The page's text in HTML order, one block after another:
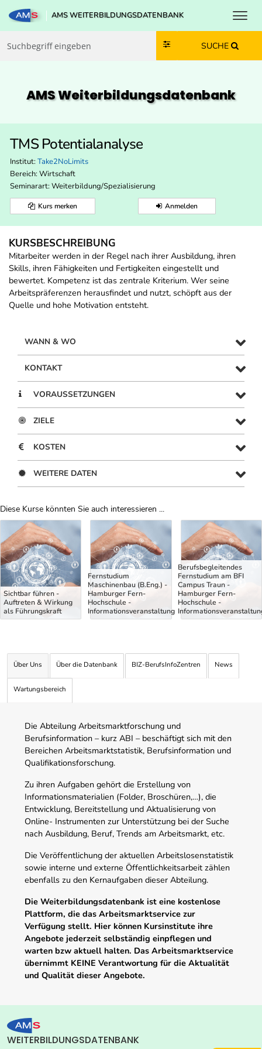
Zum Inhalt springen
Zum Navmenü springen
Zur Suche springen
Zur Footer springen
AMS WEITERBILDUNGSDATENBANK
SUCHE
AMS Weiterbildungs­datenbank
TMS Potentialanalyse
Institut: Take2NoLimits
Bereich: Wirtschaft
Seminarart: Weiterbildung/Spezialisierung
Kurs merken Anmelden
KURSBESCHREIBUNG
Mitarbeiter werden in der Regel nach ihrer Ausbildung, ihren
Skills, ihren Fähigkeiten und Fertigkeiten eingestellt und
bewertet. Kompetenz ist das zentrale Kriterium. Wer seine
Arbeitspräferenzen herausfindet und nutzt, schöpft aus der
Quelle und hohe Motivation entsteht.
WANN & WO
KONTAKT
VORAUSSETZUNGEN
ZIELE
KOSTEN
WEITERE DATEN
Diese Kurse könnten Sie auch interessieren ...
Uber Weiterbildungsvorschläge
Sichtbar führen -
Auftreten & Wirkung
als Führungskraft
Fernstudium
Maschinenbau (B.Eng.) -
Hamburger Fern-
Hochschule -
Informationsveranstaltung
Berufsbegleitendes
Fernstudium am BFI
Campus Traun -
Hamburger Fern-
Hochschule -
Über Uns Über die Datenbank BIZ-BerufsInfoZentren News
Wartungsbereich
Die Abteilung Arbeitsmarktforschung und
Berufsinformation – kurz ABI – beschäftigt sich mit den
Bereichen Arbeitsmarktstatistik, Berufsinformation und
Qualifikationsforschung.
Zu ihren Aufgaben gehört die Erstellung von
Informationsmaterialien (Folder, Broschüren,…), die
Entwicklung, Bereitstellung und Aktualisierung von
Online- Instrumenten zur Unterstützung bei der Suche
nach Ausbildung, Beruf, Trends am Arbeitsmarkt, etc.
Die Veröffentlichung der aktuellen Arbeitslosenstatistik
sowie interne und externe Öffentlichkeitsarbeit zählen
ebenfalls zu den Kernaufgaben dieser Abteilung.
Die Weiterbildungsdatenbank ist eine kostenlose
Plattform, die das Arbeitsmarktservice zur
Verfügung stellt. Hier können Kursinstitute ihre
Angebote jederzeit selbständig einpflegen und
warten bzw aktuell halten. Das Arbeitsmarktservice
übernimmt KEINE Verantwortung für die Aktualität
und Qualität dieser Angebote.
WEITERBILDUNGSDATENBANK